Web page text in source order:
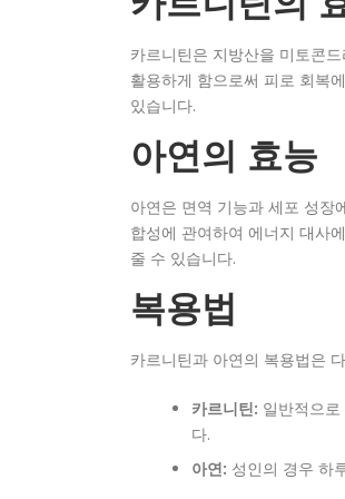
카르니틴은 지방산을 미토콘
활용하게 함으로써 피로 회복
있습니다.
아연의 효능
아연은 면역 기능과 세포 성장
합성에 관여하여 에너지 대사
줄 수 있습니다.
복용법
카르니틴과 아연의 복용법은
카르니틴: 일반적으
다.
아연: 성인의 경우 하